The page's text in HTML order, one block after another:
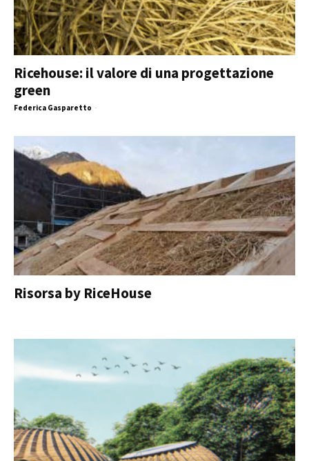
Ricehouse: il valore di una progettazione
green
Federica Gasparetto -
Risorsa by RiceHouse